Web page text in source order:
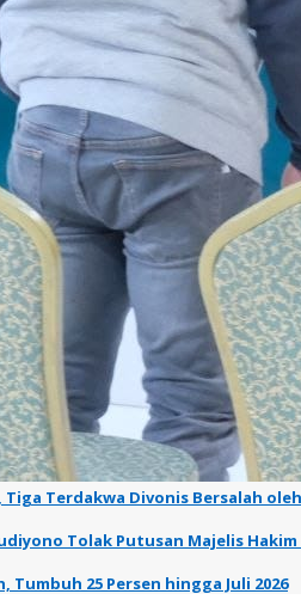
Terdakwa Divonis Bersalah
Tolak Putusan Majelis
Tumbuh 25 Persen hingga Juli 2026